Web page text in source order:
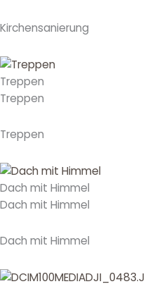
Kirchensanierung
Treppen
Treppen
Treppen
Dach mit Himmel
Dach mit Himmel
Dach mit Himmel